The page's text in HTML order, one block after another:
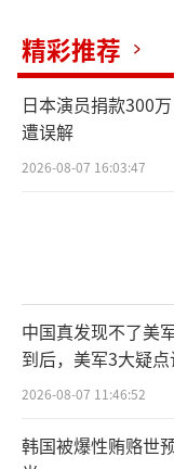
精彩推荐
日本演员捐款300
遭误解
2026-08-07 16:03:47
中国真发现不了美
到后，美军3大疑
如此
2026-08-07 11:46:52
韩国被爆性贿赂世